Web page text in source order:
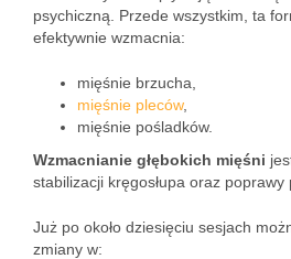
psychiczną. Przede wszystkim, ta
efektywnie wzmacnia:
mięśnie brzucha,
mięśnie pleców,
mięśnie pośladków.
Wzmacnianie głębokich mięśni
stabilizacji kręgosłupa oraz poprawy
Już po około dziesięciu sesjach
zmiany w: